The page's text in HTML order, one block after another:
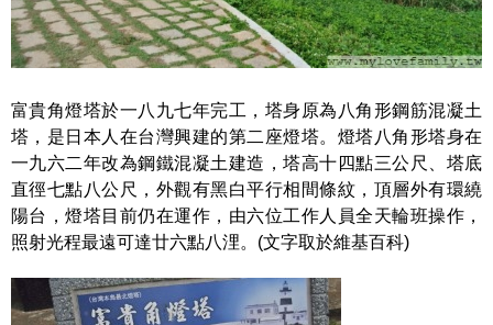
富貴角燈塔於一八九七年完工，塔身原為八角形鋼筋混凝土
塔，是日本人在台灣興建的第二座燈塔。燈塔八角形塔身在
一九六二年改為鋼鐵混凝土建造，塔高十四點三公尺、塔底
直徑七點八公尺，外觀有黑白平行相間條紋，頂層外有環繞
陽台，燈塔目前仍在運作，由六位工作人員全天輪班操作，
照射光程最遠可達廿六點八浬。(文字取於維基百科)